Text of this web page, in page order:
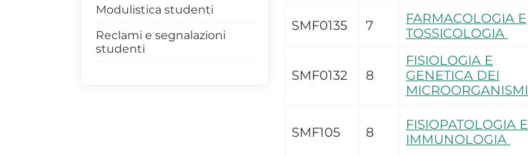
SMF0135 7
FARMACOLOGIA E
TOSSICOLOGIA
SMF0132 8
FISIOLOGIA E
GENETICA DEI
MICROORGANISMI
SMF105 8
FISIOPATOLOGIA E
IMMUNOLOGIA
Modulistica studenti
Reclami e segnalazioni
studenti